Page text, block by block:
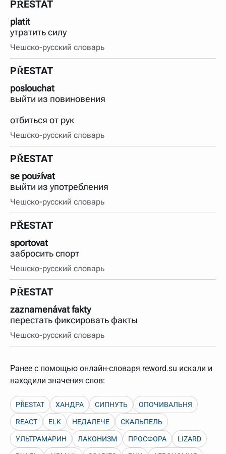
PŘESTAT
platit
утратить силу
Чешско-русский словарь
PŘESTAT
poslouchat
выйти из повиновения
отбиться от рук
Чешско-русский словарь
PŘESTAT
se používat
выйти из употребления
Чешско-русский словарь
PŘESTAT
sportovat
забросить спорт
Чешско-русский словарь
PŘESTAT
zaznamenávat fakty
перестать фиксировать факты
Чешско-русский словарь
Ранее с помощью онлайн-словаря reword.su искали и
находили значения слов:
PŘESTAT ХАНДРА СИПНУТЬ ОПОЧИВАЛЬНЯ
REACT ELK НЕДАЛЕЧЕ СКАЛЬПЕЛЬ
УЛЬТРАМАРИН ЛАКОНИЗМ ПРОСФОРА LIZARD